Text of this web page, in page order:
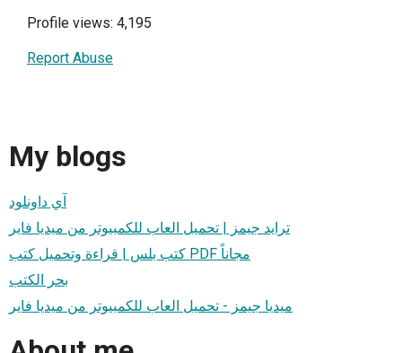
Profile views: 4,195
Report Abuse
My blogs
آي داونلود
ترايد جيمز | تحميل العاب للكمبيوتر من ميديا فاير
كتب بلس | قراءة وتحميل كتب PDF مجاناً
بحر الكتب
ميديا جيمز - تحميل العاب للكمبيوتر من ميديا فاير